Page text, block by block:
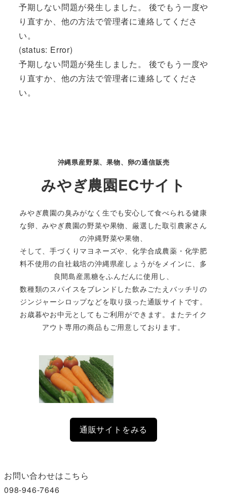
予期しない問題が発生しました。 後でもう一度や
り直すか、他の方法で管理者に連絡してくださ
い。
(status: Error)
予期しない問題が発生しました。 後でもう一度や
り直すか、他の方法で管理者に連絡してくださ
い。
沖縄県産野菜、果物、卵の通信販売
みやぎ農園ECサイト
みやぎ農園の臭みがなく生でも安心して食べられる健康
な卵、みやぎ農園の野菜や果物、厳選した取引農家さん
の沖縄野菜や果物、
そして、手づくりマヨネーズや、化学合成農薬・化学肥
料不使用の自社栽培の沖縄県産しょうがをメインに、多
良間島産黒糖をふんだんに使用し、
数種類のスパイスをブレンドした飲みごたえバッチリの
ジンジャーシロップなどを取り扱った通販サイトです。
お歳暮やお中元としてもご利用ができます。またテイク
アウト専用の商品もご用意しております。
通販サイトをみる
お問い合わせはこちら
098-946-7646